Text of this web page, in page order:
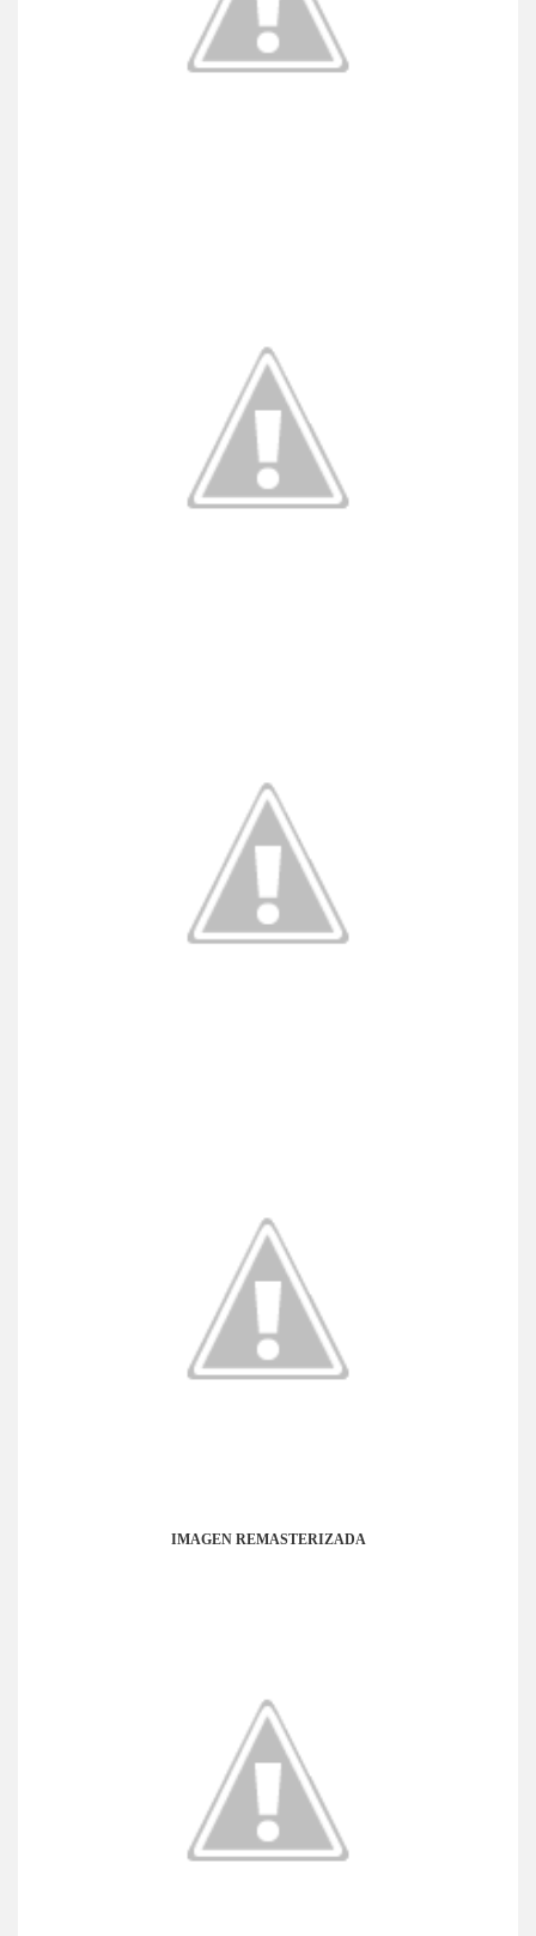
IMAGEN REMASTERIZADA